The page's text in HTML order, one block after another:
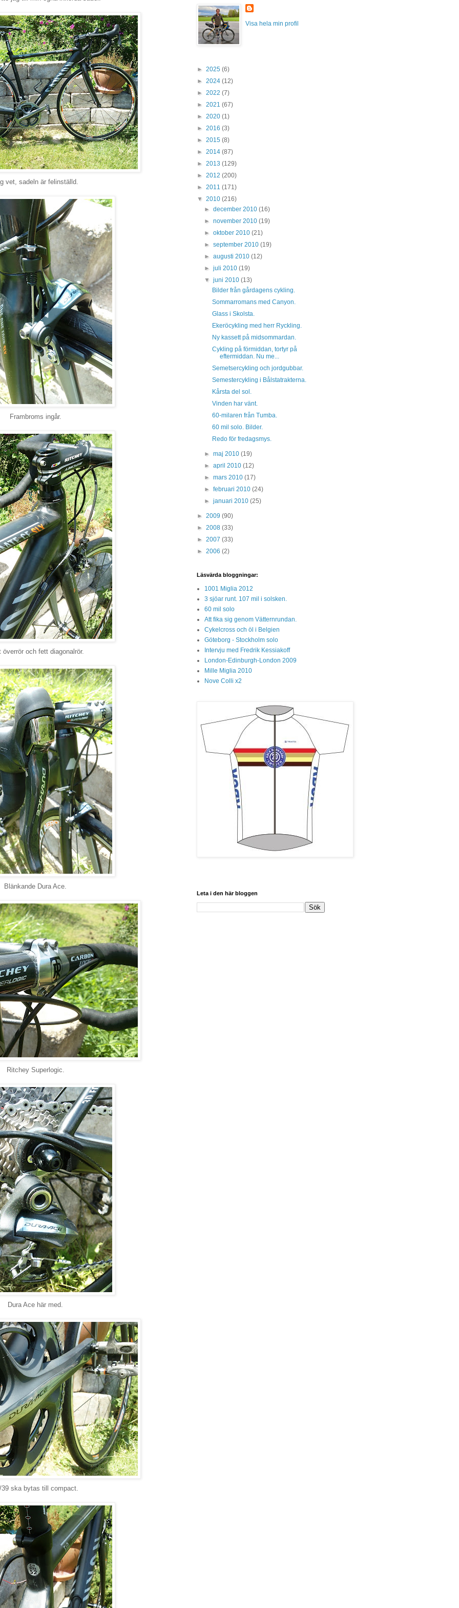
vet, sadeln är felinställd.
Frambroms ingår.
överrör och fett diagonalrör.
Blänkande Dura Ace.
Ritchey Superlogic.
Dura Ace här med.
39 ska bytas till compact.
Visa hela min profil
► 2025 (6)
► 2024 (12)
► 2022 (7)
► 2021 (67)
► 2020 (1)
► 2016 (3)
► 2015 (8)
► 2014 (87)
► 2013 (129)
► 2012 (200)
► 2011 (171)
▼ 2010 (216)
►december 2010(16)
►november 2010(19)
►oktober 2010(21)
►september 2010(19)
►augusti 2010(12)
►juli 2010(19)
▼juni 2010(13)
Bilder från gårdagens cykling.
Sommarromans med Canyon.
Glass i Skolsta.
Ekeröcykling med herr Ryckling.
Ny kassett på midsommardan.
Cykling på förmiddan, tortyr på
eftermiddan. Nu me...
Semetsercykling och jordgubbar.
Semestercykling i Bålstatrakterna.
Kårsta del sol.
Vinden har vänt.
60-milaren från Tumba.
60 mil solo. Bilder.
Redo för fredagsmys.
►maj 2010(19)
►april 2010(12)
►mars 2010(17)
►februari 2010(24)
►januari 2010(25)
► 2009 (90)
► 2008 (33)
► 2007 (33)
► 2006 (2)
Läsvärda bloggningar:
1001 Miglia 2012
3 sjöar runt. 107 mil i solsken.
60 mil solo
Att fika sig genom Vätternrundan.
Cykelcross och öl i Belgien
Göteborg - Stockholm solo
Intervju med Fredrik Kessiakoff
London-Edinburgh-London 2009
Mille Miglia 2010
Nove Colli x2
Leta i den här bloggen